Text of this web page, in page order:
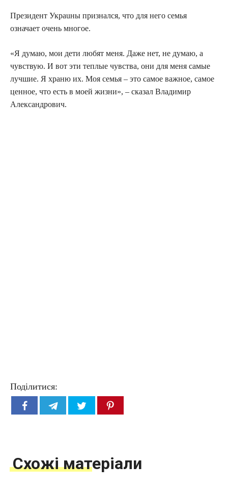
Президент Украuны признался, что для него семья
означает очень многое.
«Я думаю, мои дети любят меня. Даже нет, не думаю, а
чувствую. И вот эти теплые чувства, они для меня самые
лучшие. Я храню их. Моя семья – это самое важное, самое
ценное, что есть в моей жизни», – сказал Владимир
Александрович.
Поділитися:
Схожі матеріали